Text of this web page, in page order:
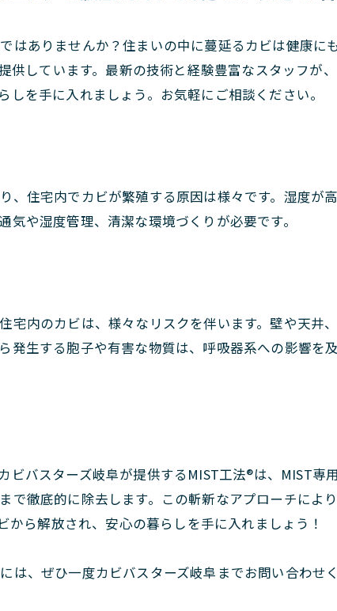
はありませんか？住まいの中に蔓延るカビは健康に
供しています。最新の技術と経験豊富なスタッフが
を手に入れましょう。お気軽にご相談ください。
、住宅内でカビが繁殖する原因は様々です。湿度が
や湿度管理、清潔な環境づくりが必要です。
宅内のカビは、様々なリスクを伴います。壁や天井
発生する胞子や有害な物質は、呼吸器系への影響を
ビバスターズ岐阜が提供するMIST工法®は、MIST専
で徹底的に除去します。この斬新なアプローチによ
ら解放され、安心の暮らしを手に入れましょう！
、ぜひ一度カビバスターズ岐阜までお問い合わせく